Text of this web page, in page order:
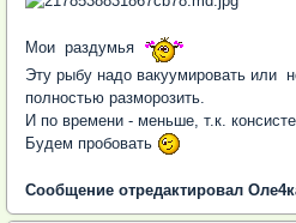
Мои раздумья
Эту рыбу надо вакуумировать или
полностью разморозить.
И по времени - меньше, т.к.
Будем пробовать
Сообщение отредактировал